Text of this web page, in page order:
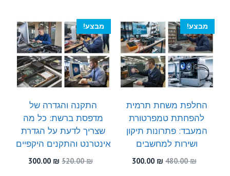
מבצע!
החלפת משחת תרמית
להפחתת טמפרטורת
המעבד: פתרונות תיקון
ושירות למחשבים
480.00₪
המחיר
300.00 ₪
מבצע!
התקנה והגדרה של
מדפסת ברשת: כל מה
שצריך לדעת על הגדרת
אינטרנט והתקנים היקפיים
520.00₪
המחיר
300.00 ₪
המחיר